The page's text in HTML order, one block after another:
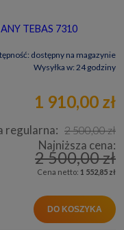
TEBAS 7310
dostępny na magazynie
Wysyłka w: 24 godziny
1 910,00 zł
regularna: 2 500,00 zł
Najniższa cena:
2 500,00 zł
Cena netto: 1 552,85 zł
DO KOSZYKA